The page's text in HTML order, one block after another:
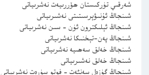
شەرقىي تۈركىستان ھۆررىيەت نەشرىياتى
شىنجاڭ ئۇنىۋېرسىتىتى نەشىرىياتى
شىنجاڭ ئېلىكترون ئۈن – سىن نەشرىياتى
شىنجاڭ پەن-تېخنىكا نەشرىياتى
شىنجاڭ خەلق سەھىيە نەشرىياتى
شىنجاڭ خەلق نەشىرىياتى
شىنجاڭ گۈزەل سەنئەت – فوتو سۈرەت نەشرىياتى